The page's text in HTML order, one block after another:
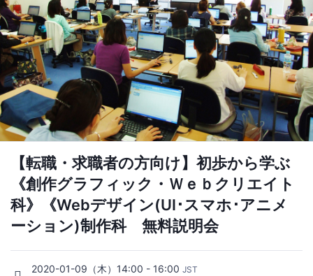
【転職・求職者の方向け】初歩から学ぶ
《創作グラフィック・Ｗｅｂクリエイト
科》《Webデザイン(UI･スマホ･アニメ
ーション)制作科 無料説明会
2020-01-09（木）14:00 - 16:00 JST